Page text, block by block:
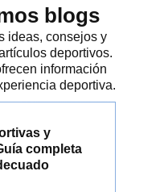
rápidas y
que la
la
dándole
con
durante el
la
seguro,
blogs
ideas, consejos y
deportivos.
información
deportiva.
y
completa